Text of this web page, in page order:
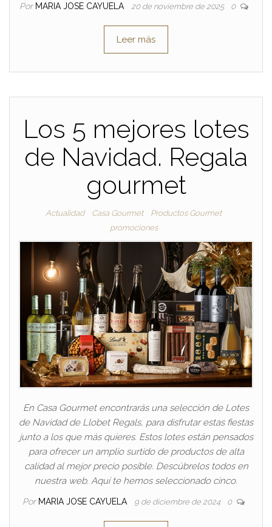
Por MARIA JOSE CAYUELA 20 de noviembre de 2025 0
Leer más
Los 5 mejores lotes
de Navidad. Regala
gourmet
Actualidad Casa Gourmet
Productos Gourmet
promociones
En Casa Gourmet encontrarás una selección de Lotes
de Navidad de Llobet Regals, para disfrutar estas fiestas
junto a los que más quieres. Estos lotes están pensados
para ofrecer un amplio surtido de productos de alta
calidad al mejor precio posible. Descúbrelos todos en
nuestra web. Aquí te hemos seleccionado cinco.
Por MARIA JOSE CAYUELA 9 de diciembre de 2024 0